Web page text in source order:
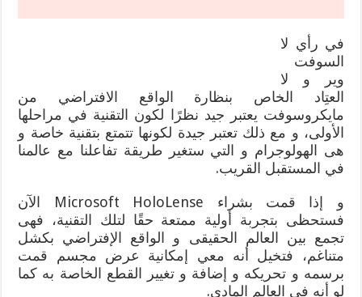
في رأي لا
السوفت
وير و لا
العتِاد الخاص بنظارة الواقع الافتراضي من
مايكروسوفت يعتبر جيد نظرًا لكون التقنية في مراحلها
الأولى، و مع ذلك تعتبر جيدة لكونها تتمتع بتقنية خاصة و
هى الهولوجرام و التي ستغير طريقة تفاعلنا مع عالمنا
في المستقبل القريب.
و إذا قمت بشراء Microsoft HoloLense الآن
فستحظى بتجربة أولية ممتعة حقًا لتلك التقنية، فهى
تجمع بين العالم الحقيقى و الواقع الإفتراضي بكشل
متناغم، فتخيل أنه معي إمكانية عرض مجسم قمت
برسمه و تحريكه و إضافة و تغيير القطع الخاصة به كما
لو أنه في العالم المادي.